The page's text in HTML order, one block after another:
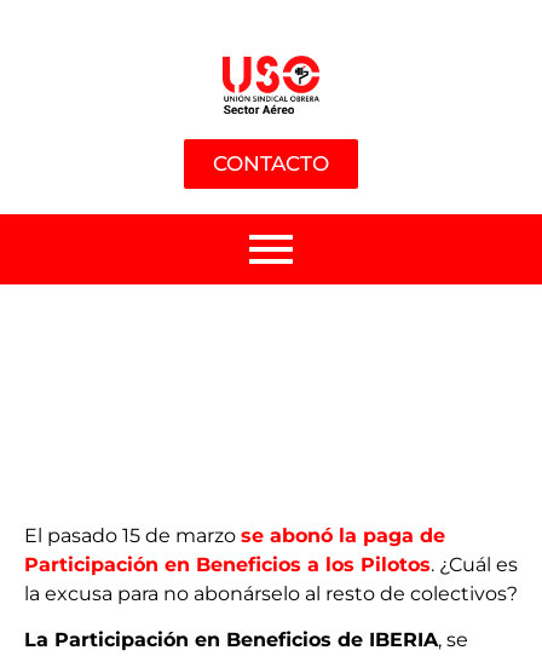
CONTACTO
El pasado 15 de marzo se abonó la paga de
Participación en Beneficios a los Pilotos. ¿Cuál es
la excusa para no abonárselo al resto de colectivos?
La Participación en Beneficios de IBERIA, se